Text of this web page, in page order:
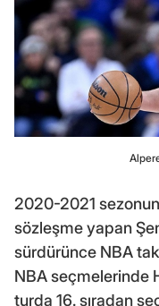
2020-2021
sözleşme yapan
sürdürünce NBA
NBA seçmelerinde
turda 16. sıradan